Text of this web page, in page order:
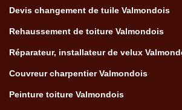
Devis changement de tuile Valmondois
Rehaussement de toiture Valmondois
Réparateur, installateur de velux
Couvreur charpentier Valmondois
Peinture toiture Valmondois